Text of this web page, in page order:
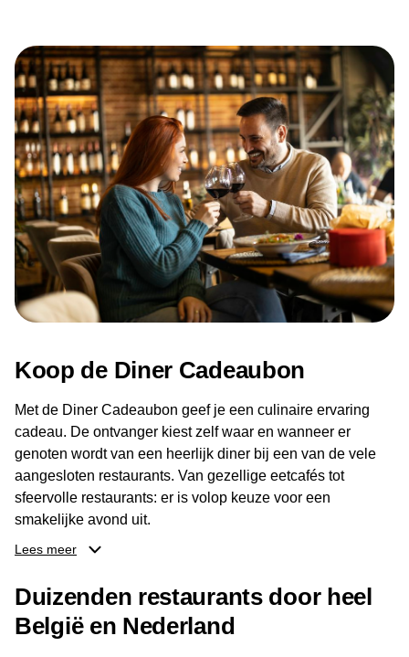
Koop de Diner Cadeaubon
Met de Diner Cadeaubon geef je een culinaire ervaring
cadeau. De ontvanger kiest zelf waar en wanneer er
genoten wordt van een heerlijk diner bij een van de vele
aangesloten restaurants. Van gezellige eetcafés tot
sfeervolle restaurants: er is volop keuze voor een
smakelijke avond uit.
ontvanger eenvoudig een locatie kiezen die past bij de
smaak en gelegenheid. Zo geeft de Diner Cadeaubon niet
alleen een diner, maar ook een gezellig moment om
Lees meer
Duizenden restaurants door heel
België en Nederland